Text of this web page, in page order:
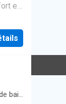
et
bain